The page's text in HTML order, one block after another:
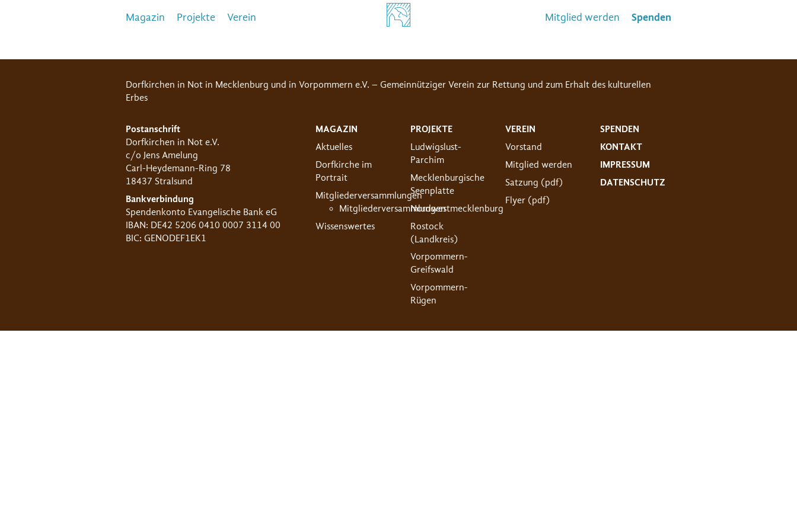
Magazin Projekte Verein Mitglied werden Spenden
Dorfkirchen in Not in Mecklenburg und in Vorpommern e.V. – Gemeinnütziger Verein zur Rettung und zum Erhalt des kulturellen
Erbes
Postanschrift
Dorfkirchen in Not e.V.
c/o Jens Amelung
Carl-Heydemann-Ring 78
18437 Stralsund
Bankverbindung
Spendenkonto Evangelische Bank eG
IBAN: DE42 5206 0410 0007 3114 00
BIC: GENODEF1EK1
MAGAZIN
Aktuelles
Dorfkirche im
Portrait
Mitgliederversammlungen
Mitgliederversammlungen
Wissenswertes
PROJEKTE
Ludwigslust-
Parchim
Mecklenburgische
Seenplatte
Nordwestmecklenburg
Rostock
(Landkreis)
Vorpommern-
Greifswald
Vorpommern-
Rügen
VEREIN
Vorstand
Mitglied werden
Satzung (pdf)
Flyer (pdf)
SPENDEN
KONTAKT
IMPRESSUM
DATENSCHUTZ